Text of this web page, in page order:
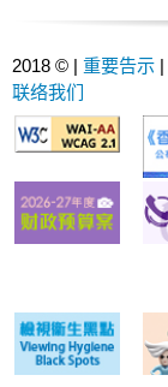
2018 © | 重要告示 |
联络我们